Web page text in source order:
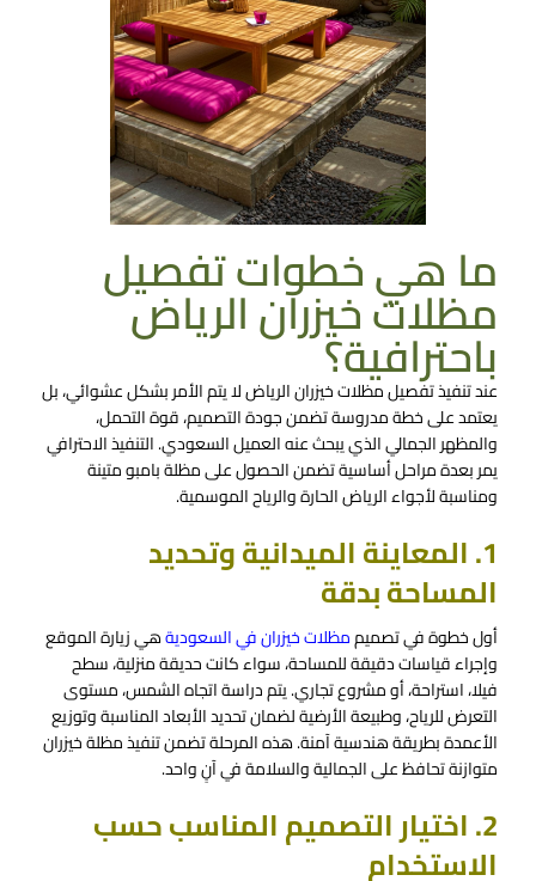
ما هي خطوات تفصيل
مظلات خيزران الرياض
باحترافية؟
عند تنفيذتفصيل مظلات خيزران الرياضلا يتم الأمر بشكل عشوائي، بل
يعتمد على خطة مدروسة تضمن جودة التصميم، قوة التحمل،
والمظهر الجمالي الذي يبحث عنه العميل السعودي. التنفيذ الاحترافي
يمر بعدة مراحل أساسية تضمن الحصول على مظلة بامبو متينة
ومناسبة لأجواء الرياض الحارة والرياح الموسمية.
1. المعاينة الميدانية وتحديد
المساحة بدقة
أول خطوة في تصميممظلات خيزران في السعوديةهي زيارة الموقع
وإجراء قياسات دقيقة للمساحة، سواء كانت حديقة منزلية، سطح
فيلا، استراحة، أو مشروع تجاري. يتم دراسة اتجاه الشمس، مستوى
التعرض للرياح، وطبيعة الأرضية لضمان تحديد الأبعاد المناسبة وتوزيع
الأعمدة بطريقة هندسية آمنة. هذه المرحلة تضمن تنفيذ مظلة خيزران
متوازنة تحافظ على الجمالية والسلامة في آنٍ واحد.
2. اختيار التصميم المناسب حسب
الاستخدام